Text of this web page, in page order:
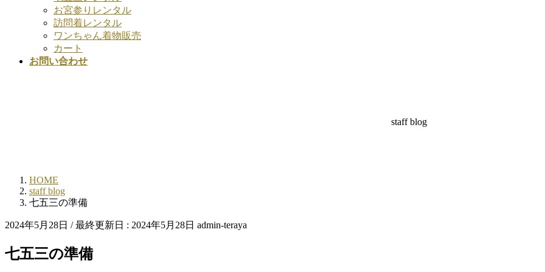
お宮参りレンタル
訪問着レンタル
ワンちゃん着物販売
カート
お問い合わせ
staff blog
HOME
staff blog
七五三の準備
2024年5月28日 / 最終更新日 : 2024年5月28日 admin-teraya
七五三の準備